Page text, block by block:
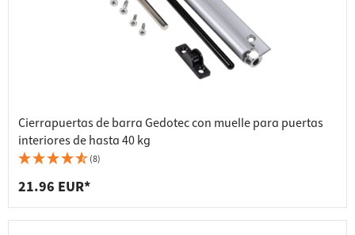
Cierrapuertas de barra Gedotec con muelle para puertas
interiores de hasta 40 kg
(8)
21.96 EUR*